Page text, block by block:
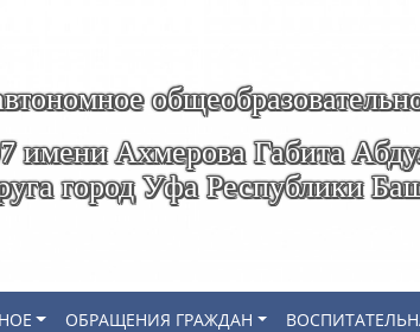
Ахмерова Габита
город Уфа Республики
ОБРАЩЕНИЯ ГРАЖДАН